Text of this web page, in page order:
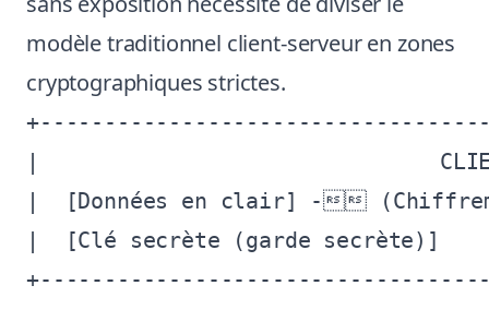
modèle traditionnel client-serveur en zones
cryptographiques strictes.
|                               CLIENT /
|  [Données en clair] -
|  [Clé secrète (garde